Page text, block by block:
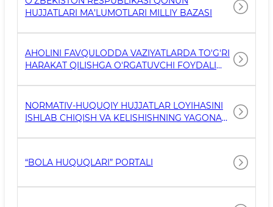
HUJJATLARI MA’LUMOTLARI MILLIY BAZASI
AHOLINI FAVQULODDA VAZIYATLARDA TO'G'RI
HARAKAT QILISHGA O'RGATUVCHI FOYDALI
NORMATIV-HUQUQIY HUJJATLAR LOYIHASINI
ISHLAB CHIQISH VA KELISHISHNING YAGONA
“BOLA HUQUQLARI” PORTALI